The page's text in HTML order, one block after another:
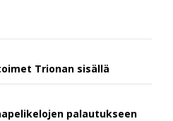
Trionan sisällä
palautukseen